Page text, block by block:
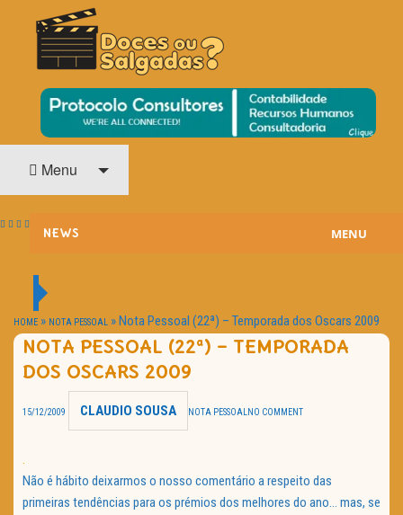
DOCES OU SALGADAS?
O Cinema? Uma Paixão!!
Menu
NEWS
HOME CINEMA
NOTA PESSOAL
TRAILER DO DIA
MENU
HOME » NOTA PESSOAL »Nota Pessoal (22ª) – Temporada dos Oscars 2009
NOTA PESSOAL (22ª) – TEMPORADA
DOS OSCARS 2009
15/12/2009 CLAUDIO SOUSA NOTA PESSOAL NO COMMENT
.
Não é hábito deixarmos o nosso comentário a respeito das
primeiras tendências para os prémios dos melhores do ano… mas, se